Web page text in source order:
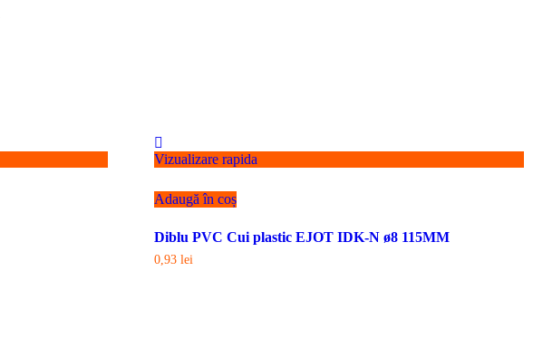
Vizualizare rapida
Adaugă în coș
Diblu PVC Cui plastic EJOT IDK-N ø8 115MM
0,93 lei